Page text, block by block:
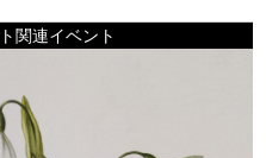
関連イベント